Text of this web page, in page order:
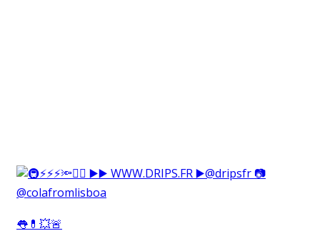
👅💊💥🚨⁠